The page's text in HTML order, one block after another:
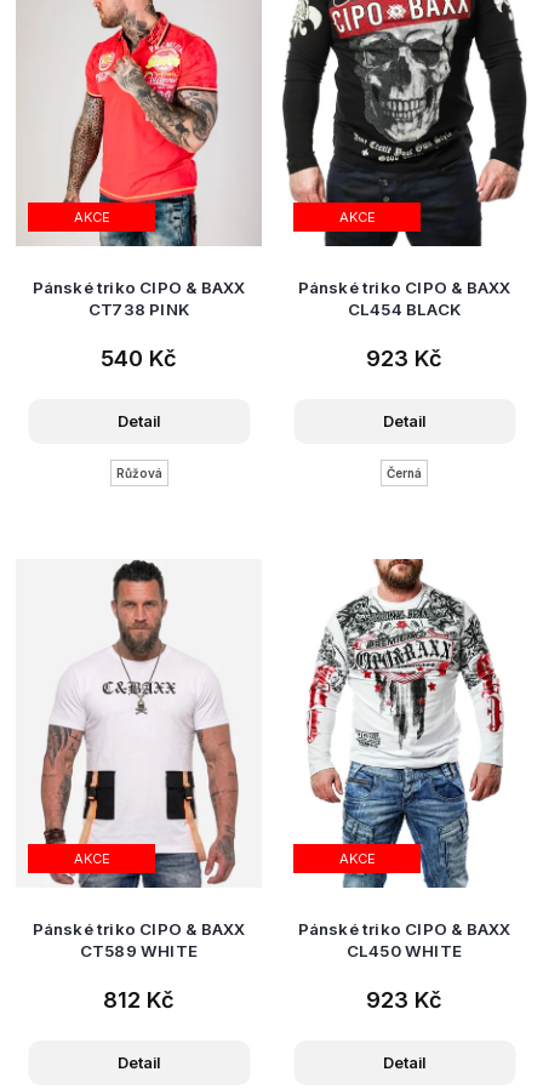
AKCE
Pánské triko CIPO & BAXX
CT738 PINK
540 Kč
Detail
Růžová
AKCE
Pánské triko CIPO & BAXX
CL454 BLACK
923 Kč
Detail
Černá
AKCE
Pánské triko CIPO & BAXX
CT589 WHITE
812 Kč
Detail
AKCE
Pánské triko CIPO & BAXX
CL450 WHITE
923 Kč
Detail